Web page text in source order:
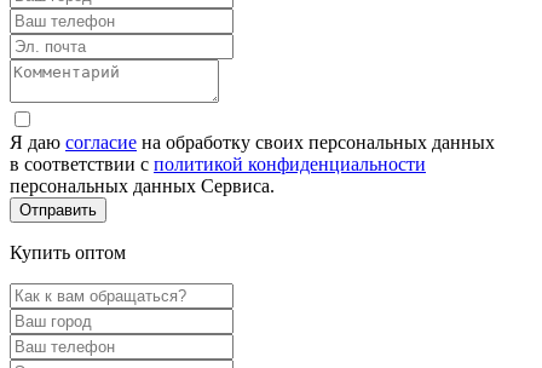
Я даю согласие на обработку своих персональных данных
в соответствии с политикой конфиденциальности
персональных данных Сервиса.
Купить оптом